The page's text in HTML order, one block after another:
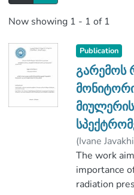
Now showing 1 - 1 of 1
Publication
გარემოს
(Ivane
2019)
გუბაძე,
Faculty of
The work
importance
radiation